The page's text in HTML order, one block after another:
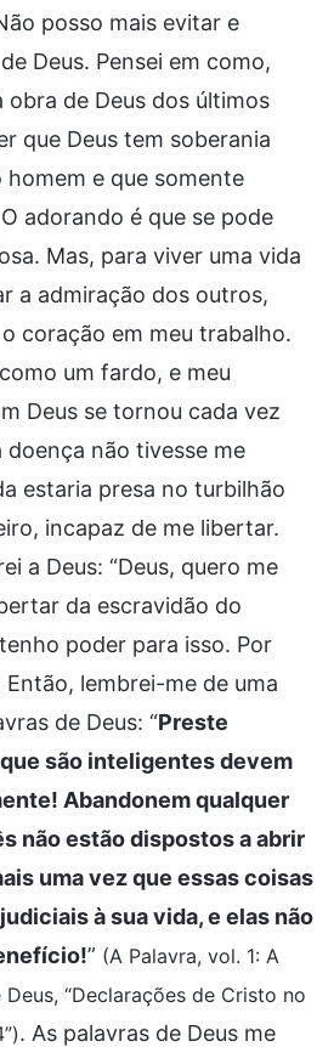
posso mais evitar e
Deus. Pensei em como,
obra de Deus dos últimos
que Deus tem soberania
e que somente
adorando é que se pode
Mas, para viver uma vida
a admiração dos outros,
coração em meu trabalho.
um fardo, e meu
Deus se tornou cada vez
doença não tivesse me
estaria presa no turbilhão
incapaz de me libertar.
a Deus: “Deus, quero me
da escravidão do
poder para isso. Por
lembrei-me de uma
de Deus: “Preste
são inteligentes devem
Abandonem qualquer
não estão dispostos a abrir
uma vez que essas coisas
à sua vida, e elas não
” (A Palavra, vol. 1: A
“Declarações de Cristo no
. As palavras de Deus me